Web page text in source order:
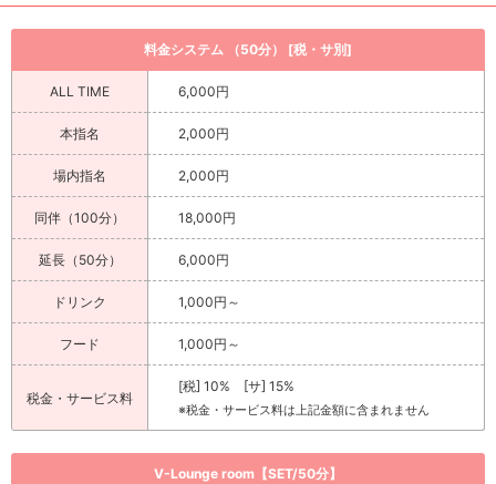
料金システム （50分） [税・サ別]
ALL TIME 6,000円
本指名 2,000円
場内指名 2,000円
同伴（100分） 18,000円
延長（50分） 6,000円
ドリンク 1,000円～
フード 1,000円～
税金・サービス料
[税] 10% [サ] 15%
※税金・サービス料は上記金額に含まれません
V-Lounge room【SET/50分】